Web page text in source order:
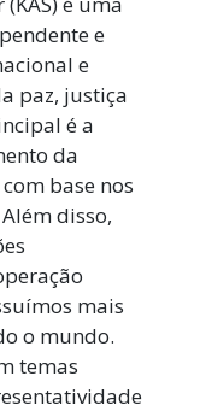
e
e
paz, justiça
é a
da
base nos
disso,
mais
o mundo.
temas